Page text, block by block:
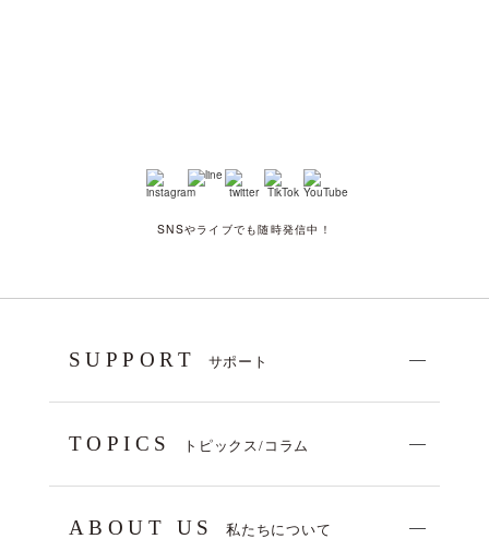
SNSやライブでも随時発信中！
SUPPORT サポート
TOPICS トピックス/コラム
ABOUT US 私たちについて